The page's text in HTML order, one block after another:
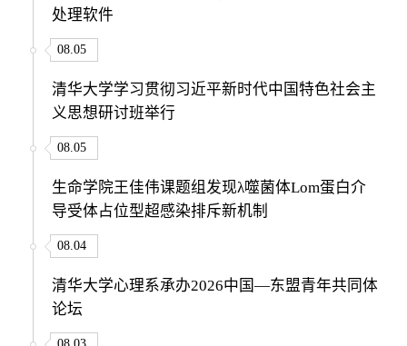
处理软件
08.05
清华大学学习贯彻习近平新时代中国特色社会主
义思想研讨班举行
08.05
生命学院王佳伟课题组发现λ噬菌体Lom蛋白介
导受体占位型超感染排斥新机制
08.04
清华大学心理系承办2026中国—东盟青年共同体
论坛